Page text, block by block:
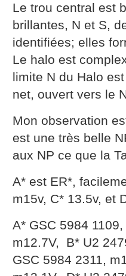
Le trou central est
brillantes, N et S,
identifiées; elles
Le halo est
limite N du Halo
net, ouvert vers le
Mon observation
est une très belle
aux NP ce que la
A* est ER*,
m15v, C* 13.5v, et
A* GSC 5984
m12.7V, B* U2
GSC 5984 2311,